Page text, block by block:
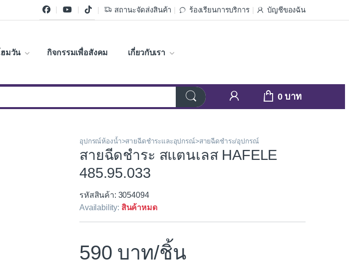
สถานะจัดส่งสินค้า ร้องเรียนการบริการ บัญชีของฉัน
มวัน กิจกรรมเพื่อสังคม เกี่ยวกับเรา
0
อุปกรณ์ห้องน้ำ>สายฉีดชำระและอุปกรณ์>สายฉีดชำระ/อุปกรณ์
สายฉีดชำระ สแตนเลส HAFELE
485.95.033
รหัสสินค้า: 3054094
Availability: สินค้าหมด
590 /ชิ้น